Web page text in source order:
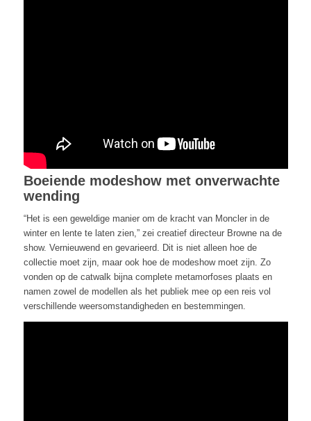
Boeiende modeshow met onverwachte
wending
“Het is een geweldige manier om de kracht van Moncler in de
winter en lente te laten zien,” zei creatief directeur Browne na de
show. Vernieuwend en gevarieerd. Dit is niet alleen hoe de
collectie moet zijn, maar ook hoe de modeshow moet zijn. Zo
vonden op de catwalk bijna complete metamorfoses plaats en
namen zowel de modellen als het publiek mee op een reis vol
verschillende weersomstandigheden en bestemmingen.